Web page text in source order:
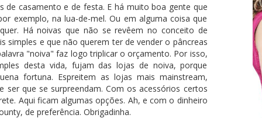
de casamento e de festa. E há muito boa gente que
exemplo, na lua-de-mel. Ou em alguma coisa que
Há noivas que não se revêem no conceito de
simples e que não querem ter de vender o pâncreas
"noiva" faz logo triplicar o orçamento. Por isso,
desta vida, fujam das lojas de noiva, porque
fortuna. Espreitem as lojas mais mainstream,
que se surpreendam. Com os acessórios certos
Aqui ficam algumas opções. Ah, e com o dinheiro
de preferência. Obrigadinha.